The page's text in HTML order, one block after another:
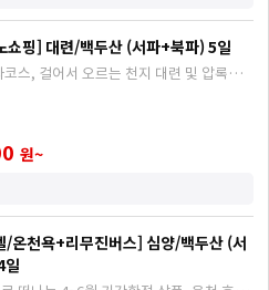
쇼핑] 대련/백두산 (서파+북파) 5일
스, 걸어서 오르는 천지 대련 및 압록강
원~
/온천욕+리무진버스] 심양/백두산 (서
일